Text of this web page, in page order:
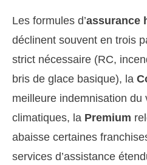
Les formules d’assurance
déclinent souvent en trois
strict nécessaire (RC,
bris de glace basique), la
meilleure indemnisation
climatiques, la Premium
abaisse certaines
services d’assistance